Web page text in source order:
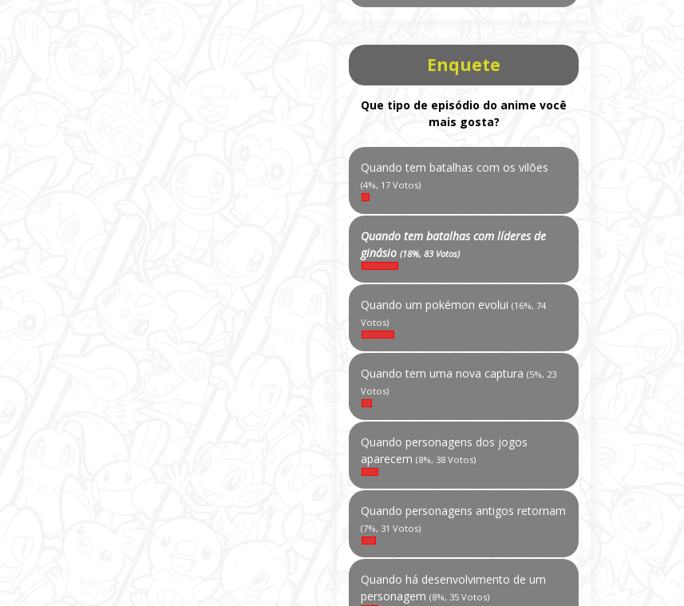
Enquete
Que tipo de episódio do anime você
mais gosta?
Quando tem batalhas com os vilões
(4%, 17 Votos)
Quando tem batalhas com líderes de
ginásio (18%, 83 Votos)
Quando um pokémon evolui (16%, 74
Votos)
Quando tem uma nova captura (5%, 23
Votos)
Quando personagens dos jogos
aparecem (8%, 38 Votos)
Quando personagens antigos retornam
(7%, 31 Votos)
Quando há desenvolvimento de um
personagem (8%, 35 Votos)